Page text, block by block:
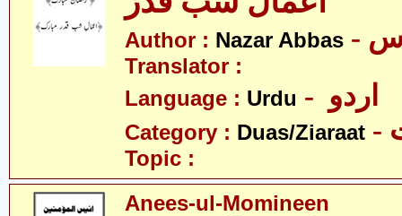
Author : Nazar Abbas
Translator :
Language : Urdu
Category : Duas/Ziaraat
Topic :
Anees-ul-Momineen